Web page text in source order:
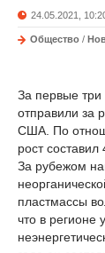
24.05.2021,
Общество /
За первые три
отправили за
США. По
рост составил
За рубежом
пластмассы
что в регионе